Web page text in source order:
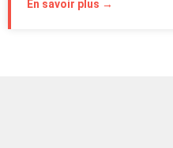
En savoir plus →